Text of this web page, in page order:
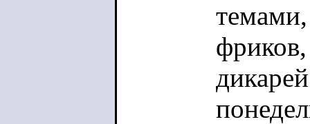
фриков,